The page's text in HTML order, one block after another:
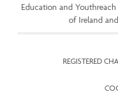
Education and
of Ireland
REGISTERED